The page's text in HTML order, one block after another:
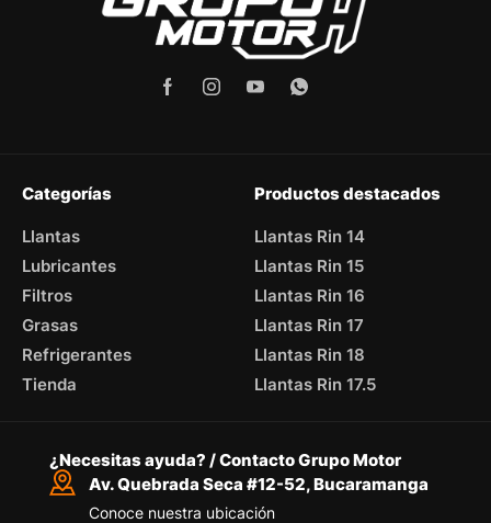
Categorías
Llantas
Lubricantes
Filtros
Grasas
Refrigerantes
Tienda
Productos destacados
Llantas Rin 14
Llantas Rin 15
Llantas Rin 16
Llantas Rin 17
Llantas Rin 18
Llantas Rin 17.5
¿Necesitas ayuda? / Contacto Grupo Motor
Av. Quebrada Seca #12-52, Bucaramanga
Conoce nuestra ubicación